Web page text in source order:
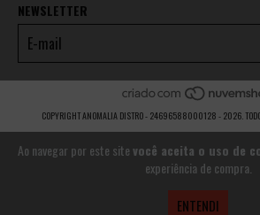
Ao navegar por este sitevocê aceita o uso de
experiência de compra.
ENTENDI
NEWSLETTER
COPYRIGHT ANOMALIA DISTRO - 24696588000128 - 2026.